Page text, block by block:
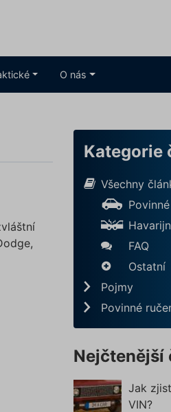
O nás
Kategorie
Všechny
FAQ
Ostatní
Pojmy
Povinné
Nejčtenější
Jak
VIN?